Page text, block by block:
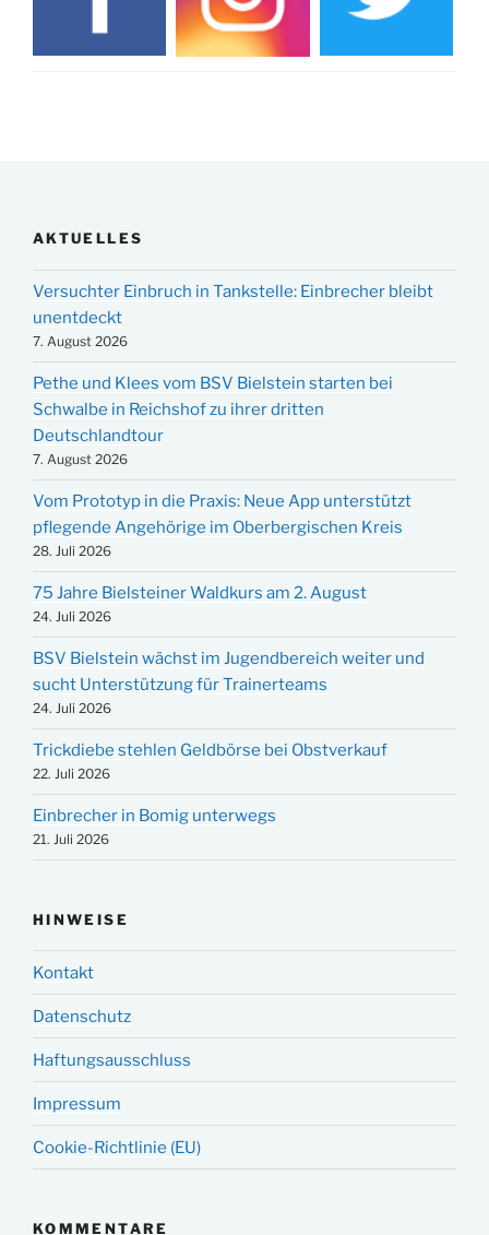
AKTUELLES
Versuchter Einbruch in Tankstelle: Einbrecher bleibt
unentdeckt
7. August 2026
Pethe und Klees vom BSV Bielstein starten bei
Schwalbe in Reichshof zu ihrer dritten
Deutschlandtour
7. August 2026
Vom Prototyp in die Praxis: Neue App unterstützt
pflegende Angehörige im Oberbergischen Kreis
28. Juli 2026
75 Jahre Bielsteiner Waldkurs am 2. August
24. Juli 2026
BSV Bielstein wächst im Jugendbereich weiter und
sucht Unterstützung für Trainerteams
24. Juli 2026
Trickdiebe stehlen Geldbörse bei Obstverkauf
22. Juli 2026
Einbrecher in Bomig unterwegs
21. Juli 2026
HINWEISE
Kontakt
Datenschutz
Haftungsausschluss
Impressum
Cookie-Richtlinie (EU)
KOMMENTARE